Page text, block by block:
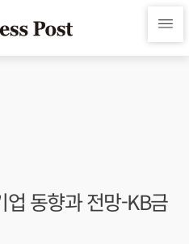
동향과 전망-KB금